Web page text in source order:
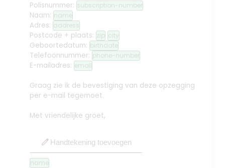
Polisnummer: subscription-number
Naam: name
Adres: address
Postcode + plaats: zip city
Geboortedatum: birthdate
Telefoonnummer: phone-number
E-mailadres: email
Graag zie ik de bevestiging van deze opzegging
per e-mail tegemoet.
Met vriendelijke groet,
edit Handtekening toevoegen
name